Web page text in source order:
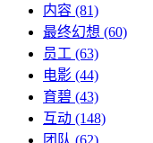
内容 (81)
最终幻想 (60)
员工 (63)
电影 (44)
育碧 (43)
互动 (148)
团队 (62)